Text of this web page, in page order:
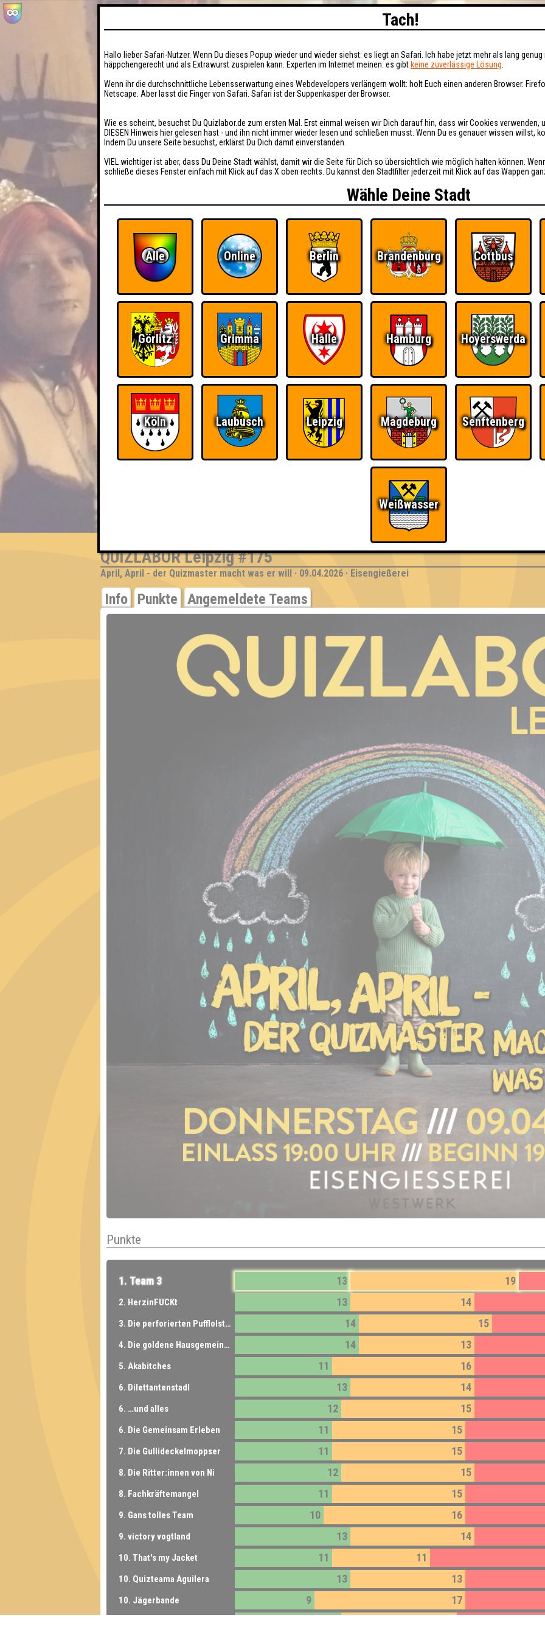
RESERVIERUNG
QUIZLABOR Leipzig #175
April, April - der Quizmaster macht was er will · 09.04.2026 · Eisengießerei
Info Punkte Angemeldete Teams
Punkte
1. Team 3 13 19
2. HerzinFUCKt 13 14
3. Die perforierten Pufflolsterfolien 14 15
4. Die goldene Hausgemeinschaft 14 13
5. Akabitches 11 16
6. Dilettantenstadl 13 14
6. …und alles 12 15
6. Die Gemeinsam Erleben 11 15
7. Die Gullideckelmoppser 11 15
8. Die Ritter:innen von Ni 12 15
8. Fachkräftemangel 11 15
9. Gans tolles Team 10 16
9. victory vogtland 13 14
10. That's my Jacket 11 11
10. Quizteama Aguilera 13 13
10. Jägerbande 9 17
Tach!
Hallo lieber Safari-Nutzer. Wenn Du dieses Popup wieder und wieder siehst: es liegt an Safari. Ich habe jetzt mehr als lang
häppchengerecht und als Extrawurst zuspielen kann. Experten im Internet meinen: es gibt keine zuverlässige Lösung
Wenn ihr die durchschnittliche Lebensserwartung eines Webdevelopers verlängern wollt: holt Euch einen anderen Browser.
Netscape. Aber lasst die Finger von Safari. Safari ist der Suppenkasper der Browser.
Wie es scheint, besuchst Du Quizlabor.de zum ersten Mal. Erst einmal weisen wir Dich darauf hin, dass wir Cookies
DIESEN Hinweis hier gelesen hast - und ihn nicht immer wieder lesen und schließen musst. Wenn Du es genauer wissen willst,
Indem Du unsere Seite besuchst, erklärst Du Dich damit einverstanden.
VIEL wichtiger ist aber, dass Du Deine Stadt wählst, damit wir die Seite für Dich so übersichtlich wie möglich halten können.
schließe dieses Fenster einfach mit Klick auf das X oben rechts. Du kannst den Stadtfilter jederzeit mit Klick auf das Wappen
Wähle Deine Stadt
Alle Online Berlin Brandenburg Cottbus
Görlitz Grimma Halle Hamburg Hoyerswerda
Köln Laubusch Leipzig Magdeburg Senftenberg
Weißwasser